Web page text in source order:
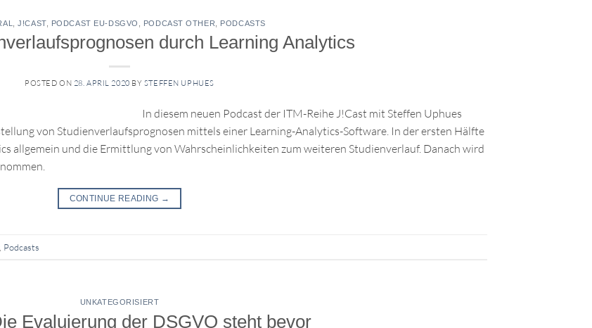
,J!CAST, PODCAST EU-DSGVO PODCAST OTHER PODCASTS
durch Learning Analytics
POSTED ON 28. APRIL 2020 BY STEFFEN UPHUES
In diesem neuen Podcast der ITM-Reihe J!Cast mit Steffen Uphues
von Studienverlaufsprognosen mittels einer Learning-Analytics-Software. In der ersten Hälfte
allgemein und die Ermittlung von Wahrscheinlichkeiten zum weiteren Studienverlauf. Danach wird
CONTINUE READING →
Podcasts
UNKATEGORISIERT
Evaluierung der DSGVO steht bevor